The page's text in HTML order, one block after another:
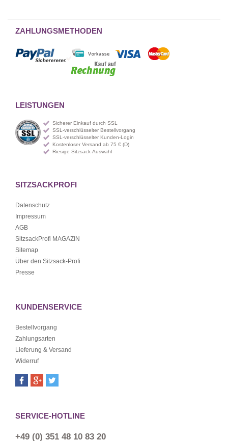
ZAHLUNGSMETHODEN
LEISTUNGEN
Sicherer Einkauf durch SSL
SSL-verschlüsselter Bestellvorgang
SSL-verschlüsselter Kunden-Login
Kostenloser Versand ab 75 € (D)
Riesige Sitzsack-Auswahl
SITZSACKPROFI
Datenschutz
Impressum
AGB
SitzsackProfi MAGAZIN
Sitemap
Über den Sitzsack-Profi
Presse
KUNDENSERVICE
Bestellvorgang
Zahlungsarten
Lieferung & Versand
Widerruf
SERVICE-HOTLINE
+49 (0) 351 48 10 83 20